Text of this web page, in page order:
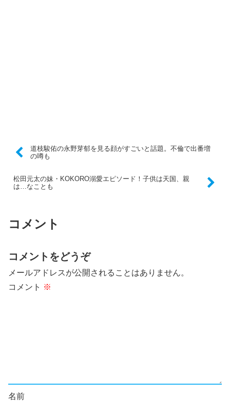
道枝駿佑の永野芽郁を見る顔がすごいと話題。不倫で出番増
の噂も
松田元太の妹・KOKORO溺愛エピソード！子供は天国、親
は…なことも
コメント
コメントをどうぞ
メールアドレスが公開されることはありません。
コメント ※
名前